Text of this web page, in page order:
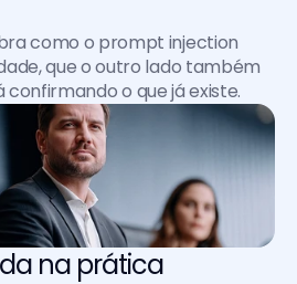
como o prompt injection
que o outro lado também
confirmando o que já existe.
na prática